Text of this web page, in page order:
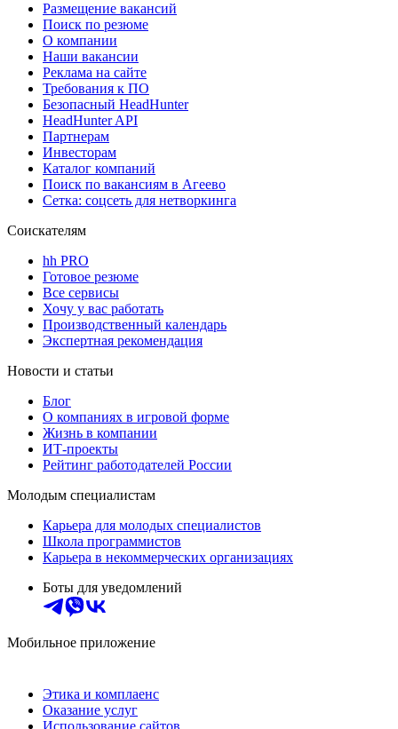
Размещение вакансий
Поиск по резюме
О компании
Наши вакансии
Реклама на сайте
Требования к ПО
Безопасный HeadHunter
HeadHunter API
Партнерам
Инвесторам
Каталог компаний
Поиск по вакансиям в Агеево
Сетка: соцсеть для нетворкинга
Соискателям
hh PRO
Готовое резюме
Все сервисы
Хочу у вас работать
Производственный календарь
Экспертная рекомендация
Новости и статьи
Блог
О компаниях в игровой форме
Жизнь в компании
ИТ-проекты
Рейтинг работодателей России
Молодым специалистам
Карьера для молодых специалистов
Школа программистов
Карьера в некоммерческих организациях
Боты для уведомлений
Мобильное приложение
Этика и комплаенс
Оказание услуг
Использование сайтов